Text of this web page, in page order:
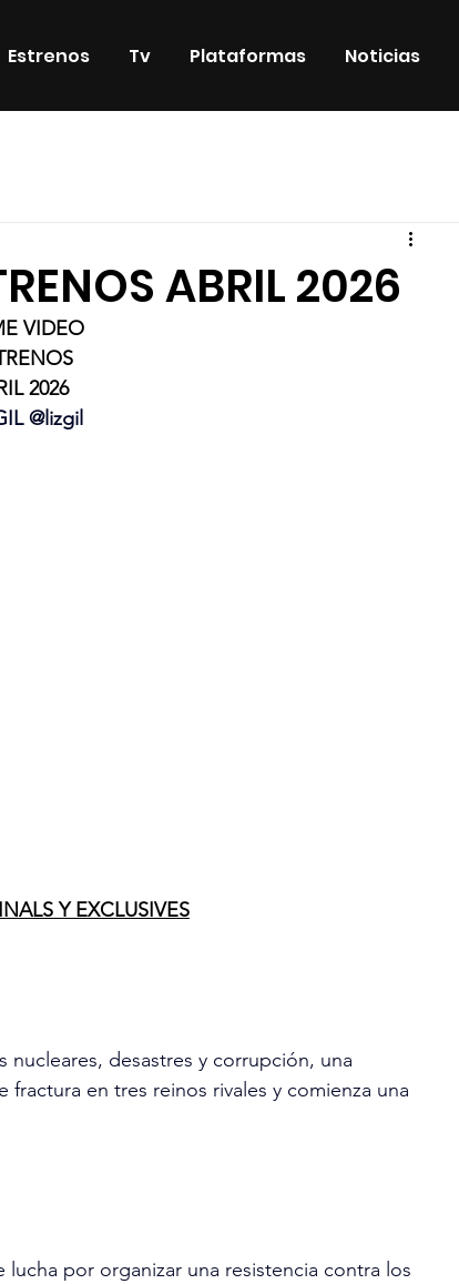
Estrenos Tv Plataformas Noticias
ABRIL 2026
VIDEO
2026
@lizgil
Y EXCLUSIVES
desastres y corrupción, una
en tres reinos rivales y comienza una
por organizar una resistencia contra los